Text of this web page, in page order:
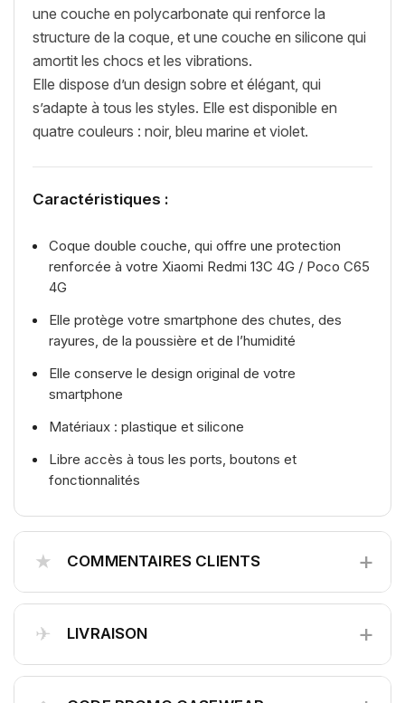
une couche en polycarbonate qui renforce la
structure de la coque, et une couche en silicone qui
amortit les chocs et les vibrations.
Elle dispose d’un design sobre et élégant, qui
s’adapte à tous les styles. Elle est disponible en
quatre couleurs : noir, bleu marine et violet.
Caractéristiques :
Coque double couche, qui offre une protection
renforcée à votre Xiaomi Redmi 13C 4G / Poco C65
4G
Elle protège votre smartphone des chutes, des
rayures, de la poussière et de l’humidité
Elle conserve le design original de votre
smartphone
Matériaux : plastique et silicone
Libre accès à tous les ports, boutons et
fonctionnalités
★ COMMENTAIRES CLIENTS +
✈ LIVRAISON +